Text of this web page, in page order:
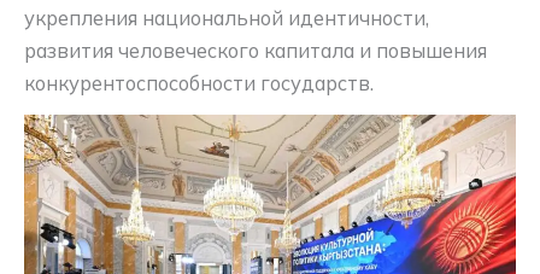
укрепления национальной идентичности,
развития человеческого капитала и повышения
конкурентоспособности государств.